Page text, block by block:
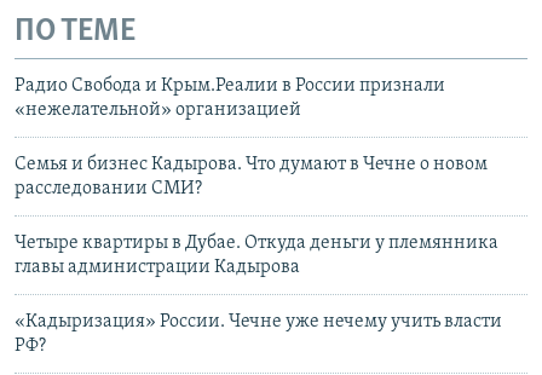
ПО ТЕМЕ
Радио Свобода и Крым.Реалии в России признали
«нежелательной» организацией
Семья и бизнес Кадырова. Что думают в Чечне о новом
расследовании СМИ?
Четыре квартиры в Дубае. Откуда деньги у племянника
главы администрации Кадырова
«Кадыризация» России. Чечне уже нечему учить власти
РФ?